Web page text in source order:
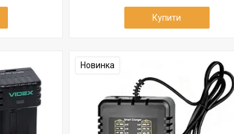
Купити
Новинка